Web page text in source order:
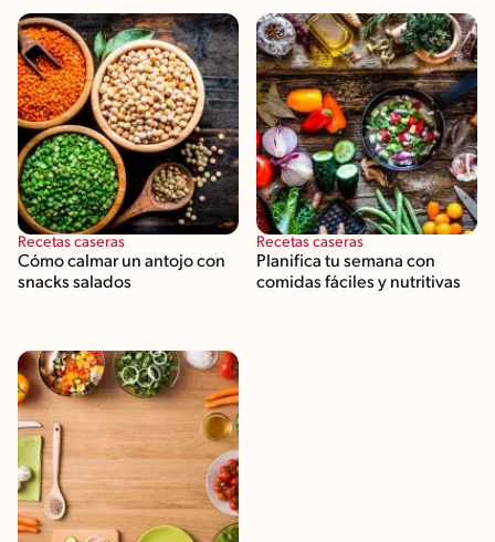
Recetas caseras
Cómo calmar un antojo con
snacks salados
Recetas caseras
Planifica tu semana con
comidas fáciles y nutritivas